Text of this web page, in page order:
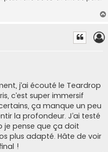
j’ai écouté le Teardrop
c’est super immersif
ça manque un peu
la profondeur. J’ai testé
je pense que ça doit
plus adapté. Hâte de voir
!